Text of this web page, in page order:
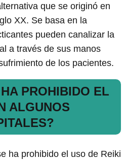
que se originó en
XX. Se basa en la
pueden canalizar la
a través de sus manos
de los pacientes.
PROHIBIDO EL
ALGUNOS
ha prohibido el uso de Reiki